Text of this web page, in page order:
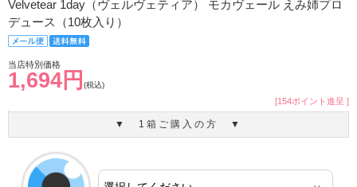
Velvetear 1day（ヴェルヴェティア） モカヴェール えみ姉プロ
デュース（10枚入り）
当店特別価格
1,694円 (税込)
[154ポイント進呈 ]
▼ 1箱ご購入の方 ▼